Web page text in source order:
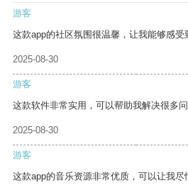
游客
这款app的社区氛围很温馨，让我能够感受
2025-08-30
游客
这款软件非常实用，可以帮助我解决很多问
2025-08-30
游客
这款app的音乐资源非常优质，可以让我尽